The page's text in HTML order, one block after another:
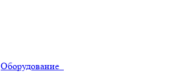
Оборудование